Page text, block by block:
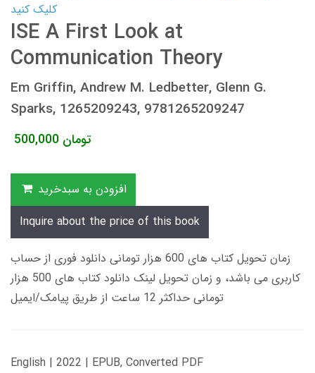
کلیک کنید
ISE A First Look at
Communication Theory
Em Griffin, Andrew M. Ledbetter, Glenn G.
Sparks, 1265209243, 9781265209247
500,000 تومان
افزودن به سبدخرید
Inquire about the price of this book
زمان تحویل کتاب های 600 هزار تومانی دانلود فوری از حساب
کاربری می باشد، و زمان تحویل لینک دانلود کتاب های 500 هزار
تومانی حداکثر 12 ساعت از طریق پیامک/ایمیل
English | 2022 | EPUB, Converted PDF